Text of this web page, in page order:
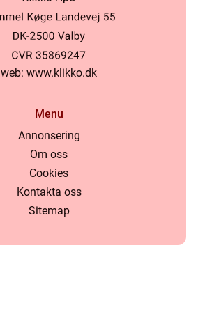
web: www.klikko.dk
Menu
Annonsering
Om oss
Cookies
Kontakta oss
Sitemap